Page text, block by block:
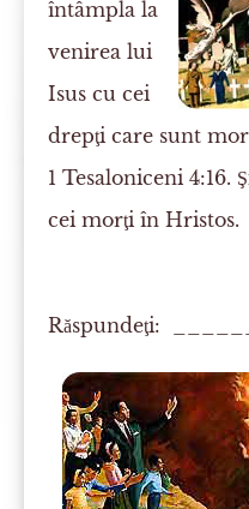
întâmpla la
venirea lui
Isus cu cei
drepţi care sunt
1 Tesaloniceni
cei morţi în Hristos.
Răspundeţi: